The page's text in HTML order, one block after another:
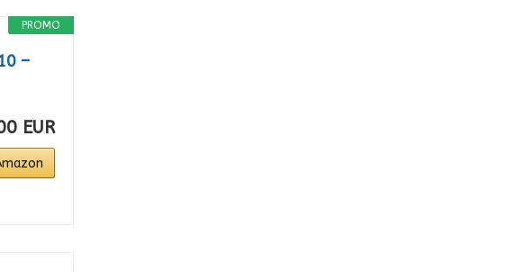
PROMO
–
EUR